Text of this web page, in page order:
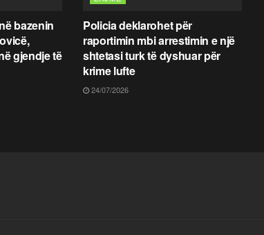
bazenin
gjendje të
Policia deklarohet për
raportimin mbi arrestimin e një
shtetasi turk të dyshuar për
krime lufte
24/07/2026